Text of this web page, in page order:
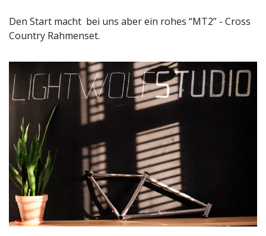
Den Start macht  bei uns aber ein rohes “MT2” - Cross
Country Rahmenset.